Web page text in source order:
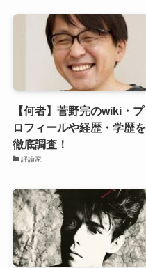
【何者】菅野完のwiki・プ
ロフィールや経歴・学歴を
徹底調査！
評論家